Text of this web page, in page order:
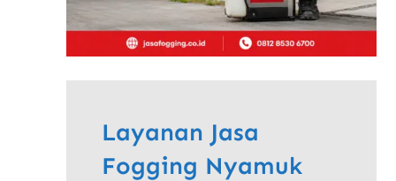
Layanan Jasa
Fogging Nyamuk